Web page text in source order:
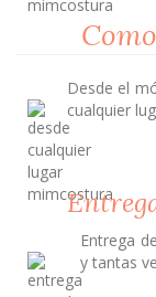
Desde el
cualquier
Entrega
y tantas